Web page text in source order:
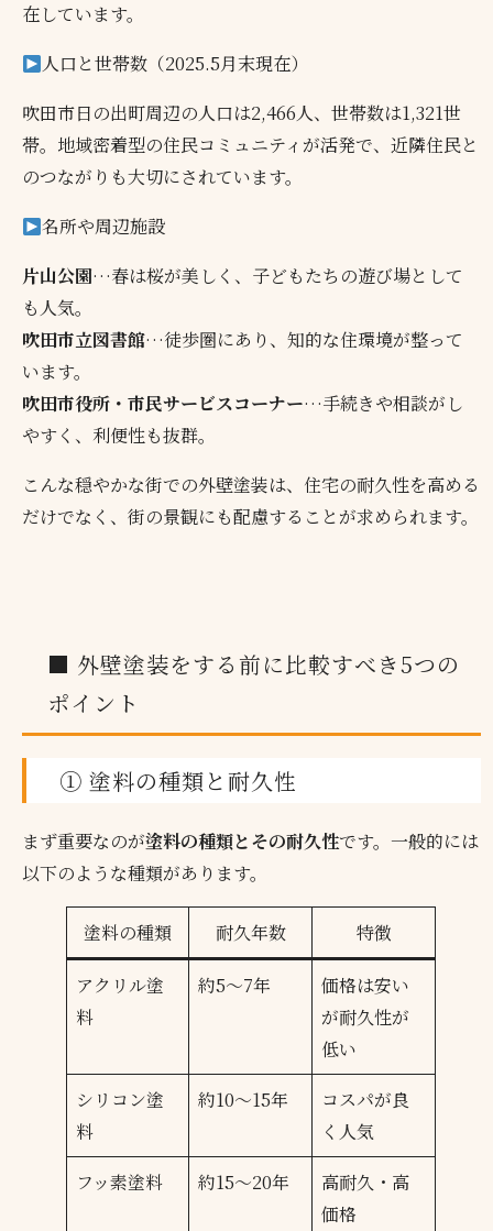
在しています。
人口と世帯数（2025.5月末現在）
吹田市日の出町周辺の人口は2,466人、世帯数は1,321世
帯。地域密着型の住民コミュニティが活発で、近隣住民と
のつながりも大切にされています。
名所や周辺施設
片山公園…春は桜が美しく、子どもたちの遊び場として
も人気。
吹田市立図書館…徒歩圏にあり、知的な住環境が整って
います。
吹田市役所・市民サービスコーナー…手続きや相談がし
やすく、利便性も抜群。
こんな穏やかな街での外壁塗装は、住宅の耐久性を高める
だけでなく、街の景観にも配慮することが求められます。
■ 外壁塗装をする前に比較すべき5つの
ポイント
① 塗料の種類と耐久性
まず重要なのが塗料の種類とその耐久性です。一般的には
以下のような種類があります。
塗料の種類 耐久年数 特徴
アクリル塗
料
約5〜7年
価格は安い
が耐久性が
低い
シリコン塗
料
約10〜15年
コスパが良
く人気
フッ素塗料
約15〜20年
高耐久・高
価格